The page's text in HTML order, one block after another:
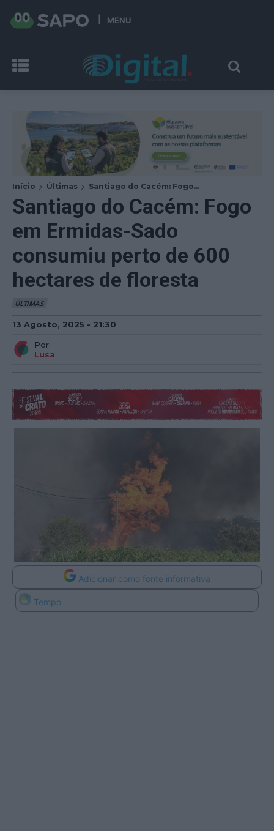
MENU
Início Últimas Santiago do Cacém: Fogo...
Santiago do Cacém: Fogo
em Ermidas-Sado
consumiu perto de 600
hectares de floresta
ÚLTIMAS
13 Agosto, 2025 - 21:30
Por:
Lusa
Adicionar como fonte informativa
Tempo